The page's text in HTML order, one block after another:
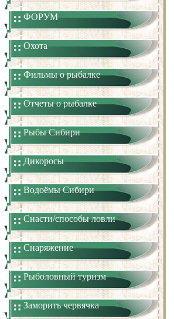
ФОРУМ
Охота
Фильмы о рыбалке
Отчеты о рыбалке
Рыбы Сибири
Дикоросы
Водоёмы Сибири
Снасти/способы ловли
Снаряжение
Рыболовный туризм
Заморить червячка